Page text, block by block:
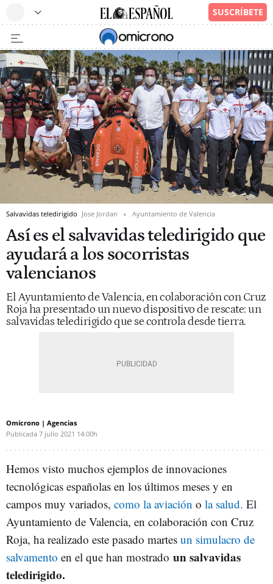
Salvavidas teledirigido Jose Jordan Ayuntamiento de Valencia
Así es el salvavidas teledirigido que
ayudará a los socorristas
valencianos
El Ayuntamiento de Valencia, en colaboración con Cruz
Roja ha presentado un nuevo dispositivo de rescate: un
salvavidas teledirigido que se controla desde tierra.
Omicrono | Agencias
Publicada 7 julio 2021 14:00h
Hemos visto muchos ejemplos de innovaciones
tecnológicas españolas en los últimos meses y en
campos muy variados, como la aviación o la salud. El
Ayuntamiento de Valencia, en colaboración con Cruz
Roja, ha realizado este pasado martes un simulacro de
salvamento en el que han mostrado un salvavidas
teledirigido.